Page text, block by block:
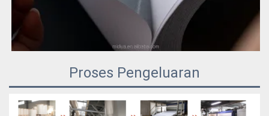
Proses Pengeluaran